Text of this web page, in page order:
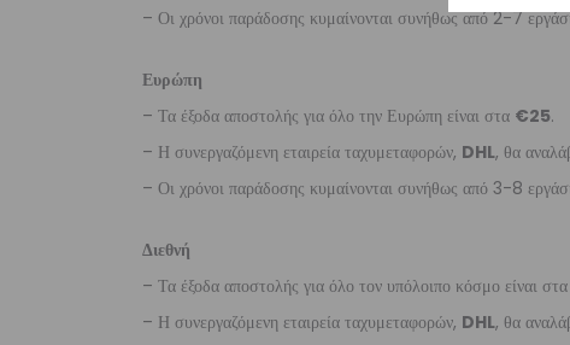
– Οι χρόνοι παράδοσης κυμαίνονται συνήθως από 2-7
Ευρώπη
– Τα έξοδα αποστολής για όλο την Ευρώπη είναι στα €25.
– Η συνεργαζόμενη εταιρεία ταχυμεταφορών, DHL, θα
– Οι χρόνοι παράδοσης κυμαίνονται συνήθως από 3-8
Διεθνή
– Τα έξοδα αποστολής για όλο τον υπόλοιπο κόσμο είναι στα
– Η συνεργαζόμενη εταιρεία ταχυμεταφορών, DHL, θα